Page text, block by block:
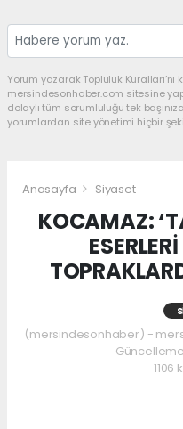
Yorum yazarak Topluluk
mersindesonhaber.com sitesine
dolaylı tüm sorumluluğu tek
yorumlardan site yönetimi hiçbir
Anasayfa Siyaset
KOCAMAZ:
(mersindesonhaber) -
1106